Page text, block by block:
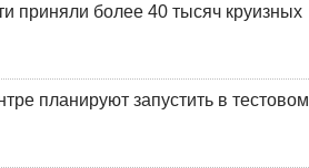
приняли более 40 тысяч круизных
планируют запустить в тестовом